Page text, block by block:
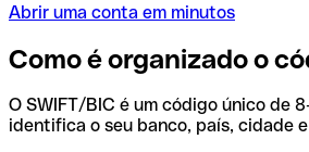
Abrir uma conta em minutos
Como é organizado o
O SWIFT/BIC é um código único de
identifica o seu banco, país, cidade